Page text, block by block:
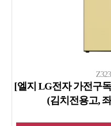
[엘지 LG전자 가전구
(김치전용고,